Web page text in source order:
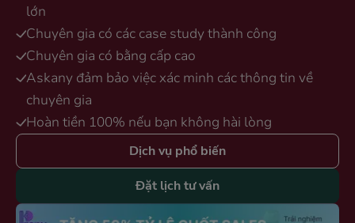
lớn
Chuyên gia có các case study thành công
Chuyên gia có bằng cấp cao
Askany đảm bảo việc xác minh các thông tin về
chuyên gia
Hoàn tiền 100% nếu bạn không hài lòng
Đặt lịch tư vấn
Dịch vụ phổ biến